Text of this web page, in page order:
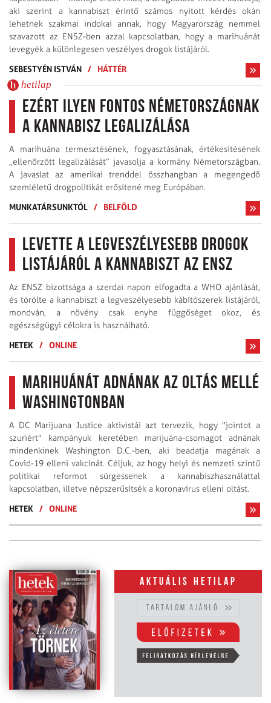
aki szerint a kannabiszt érintő számos nyitott kérdés okán
lehetnek szakmai indokai annak, hogy Magyarország nemmel
szavazott az ENSZ-ben azzal kapcsolatban, hogy a marihuánát
levegyék a különlegesen veszélyes drogok listájáról.
SEBESTYÉN ISTVÁN / HÁTTÉR
hetilap
Ezért ilyen fontos Németországnak
a kannabisz legalizálása
A marihuána termesztésének, fogyasztásának, értékesítésének
„ellenőrzött legalizálását” javasolja a kormány Németországban.
A javaslat az amerikai trenddel összhangban a megengedő
szemléletű drogpolitikát erősítené meg Európában.
MUNKATÁRSUNKTÓL / BELFÖLD
Levette a legveszélyesebb drogok
listájáról a kannabiszt az ENSZ
Az ENSZ bizottsága a szerdai napon elfogadta a WHO ajánlását,
és törölte a kannabiszt a legveszélyesebb kábítószerek listájáról,
mondván, a növény csak enyhe függőséget okoz, és
egészségügyi célokra is használható.
HETEK / ONLINE
Marihuánát adnának az oltás mellé
Washingtonban
A DC Marijuana Justice aktivistái azt tervezik, hogy "jointot a
szuriért" kampányuk keretében marijuána-csomagot adnának
mindenkinek Washington D.C.-ben, aki beadatja magának a
Covid-19 elleni vakcinát. Céljuk, az hogy helyi és nemzeti szintű
politikai reformot sürgessenek a kannabiszhasználattal
kapcsolatban, illetve népszerűsítsék a koronavírus elleni oltást.
HETEK / ONLINE
Aktuális hetilap